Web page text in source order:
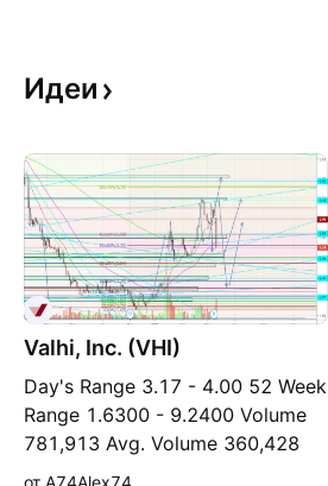
Идеи
Valhi, Inc. (VHI)
Day's Range 3.17 - 4.00 52 Week
Range 1.6300 - 9.2400 Volume
781,913 Avg. Volume 360,428
Market Cap 1.104B Beta (3Y
от A74Alex74